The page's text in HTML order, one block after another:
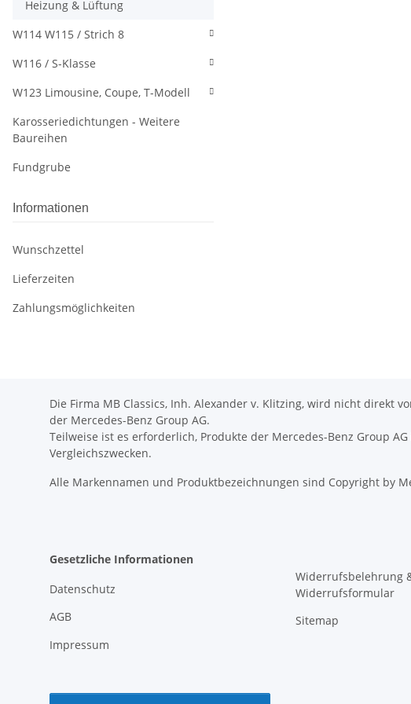
Heizung & Lüftung
W114 W115 / Strich 8
W116 / S-Klasse
W123 Limousine, Coupe, T-Modell
Karosseriedichtungen - Weitere
Baureihen
Fundgrube
Informationen
Wunschzettel
Lieferzeiten
Zahlungsmöglichkeiten
Die Firma MB Classics, Inh. Alexander v. Klitzing, wird nicht direkt
der Mercedes-Benz Group AG.
Teilweise ist es erforderlich, Produkte der Mercedes-Benz Group
Vergleichszwecken.
Alle Markennamen und Produktbezeichnungen sind Copyright by
Gesetzliche Informationen
Datenschutz
AGB
Impressum
Widerrufsbelehrung
Widerrufsformular
Sitemap